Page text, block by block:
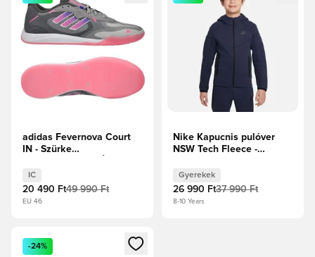
adidas Fevernova Court
IN - Szürke
Kék
IC
20 490 Ft49 990 Ft
EU 46
Nike Kapucnis pulóver
NSW Tech Fleece -
Gyerekek
26 990 Ft37 990 Ft
8-10 Years
Megnyit egy modált a bejelentkezéshez vagy a tagként
-24%